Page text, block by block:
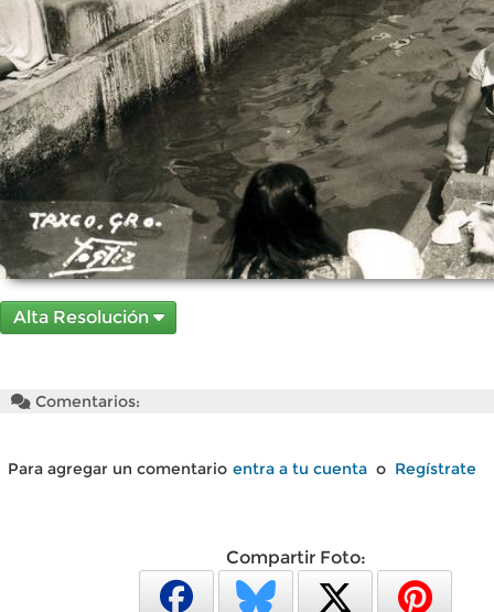
Alta Resolución
Comentarios:
Para agregar un comentario entra a tu cuenta o Regístrate
Compartir Foto: